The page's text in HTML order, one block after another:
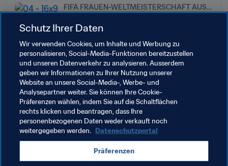
FIFA FRAUEN-WELTMEISTERSCHAFT AUSTRALIEN & NEUSEELAND 2023™
"Down Under" im Zeichen der
Gemeinschaft
Verwandte Themen
Organisation
FIFA Frauen-Weltmeisterschaft Australien &
Neuseeland 2023™
New Zealand OFC
Schutz Ihrer Daten
Wir verwenden Cookies, um Inhalte und Werbung zu
personalisieren, Social-Media-Funktionen bereitzustellen
und unseren Datenverkehr zu analysieren. Ausserdem
geben wir Informationen zu Ihrer Nutzung unserer
Website an unsere Social-Media-, Werbe- und
Analysepartner weiter. Sie können Ihre Cookie-
Präferenzen wählen, indem Sie auf die Schaltflächen
rechts klicken und beantragen, dass Ihre
personenbezogenen Daten weder verkauft noch
weitergegeben werden. Datenschutzportal
Präferenzen